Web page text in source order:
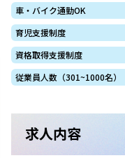
車・バイク通勤OK
育児支援制度
資格取得支援制度
従業員人数（301~1000名）
求人内容